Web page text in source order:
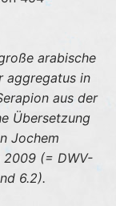
arabische
aggregatus in
aus der
Übersetzung
Jochem
2009 (= DWV-
6.2).